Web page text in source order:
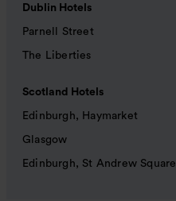
Dublin Hotels
Parnell Street
The Liberties
Scotland Hotels
Edinburgh, Haymarket
Glasgow
Edinburgh, St Andrew Square